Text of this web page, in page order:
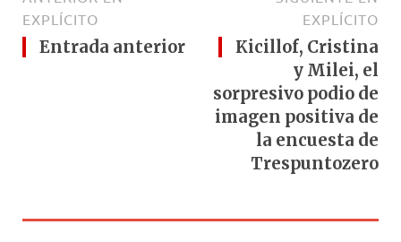
EXPLÍCITO
Entrada anterior
EXPLÍCITO
Kicillof, Cristina
y Milei, el
sorpresivo podio de
imagen positiva de
la encuesta de
Trespuntozero